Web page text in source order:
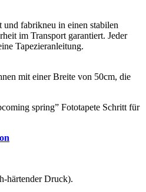
und fabrikneu in einen stabilen
im Transport garantiert. Jeder
Tapezieranleitung.
mit einer Breite von 50cm, die
spring” Fototapete Schritt für
härtender Druck).